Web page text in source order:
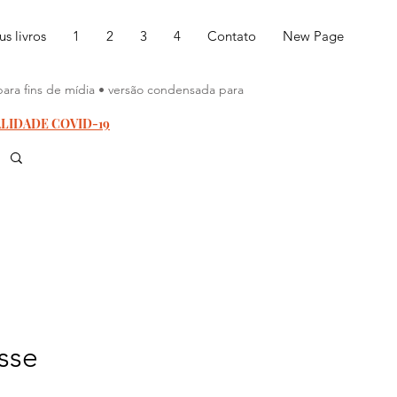
livros 1 2 3 4 Contato New Page
fins de mídia • versão condensada para
COVID-19